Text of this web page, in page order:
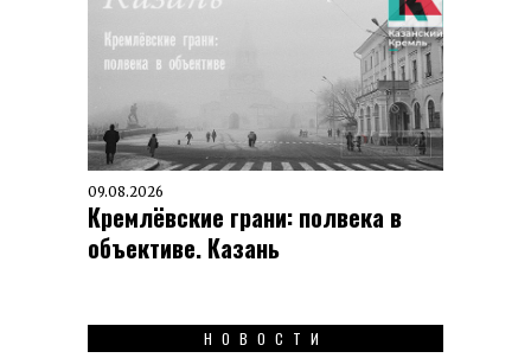
09.08.2026
Кремлёвские грани: полвека в
объективе. Казань
НОВОСТИ